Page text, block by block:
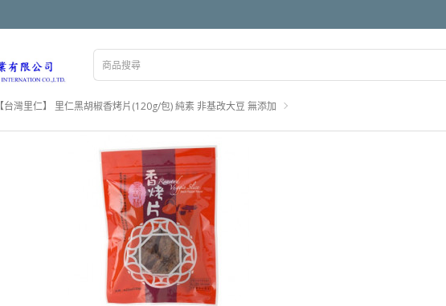
【台灣里仁】 里仁黑胡椒香烤片(120g/包) 純素 非基改大豆 無添加